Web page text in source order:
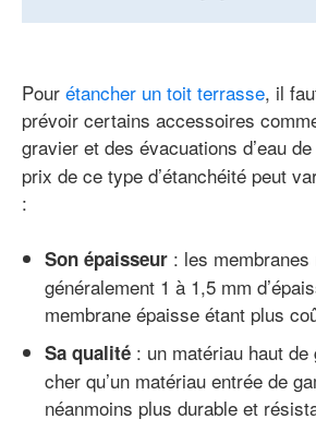
Pour étancher un toit terrasse, il
prévoir certains accessoires
gravier et des évacuations d’eau de
prix de ce type d’étanchéité peut
:
Son épaisseur : les
généralement 1 à 1,5 mm
membrane épaisse étant plus
Sa qualité : un matériau haut
cher qu’un matériau entrée de
néanmoins plus durable et